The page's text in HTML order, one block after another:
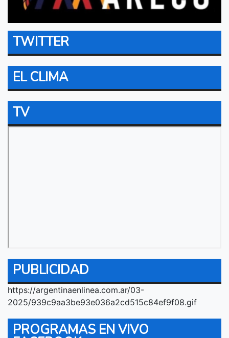
TWITTER
EL CLIMA
TV
PUBLICIDAD
https://argentinaenlinea.com.ar/03-
2025/939c9aa3be93e036a2cd515c84ef9f08.gif
PROGRAMAS EN VIVO